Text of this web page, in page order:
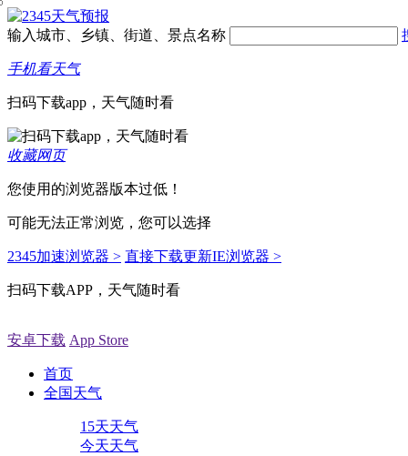
输入城市、乡镇、街道、景点名称
手机看天气
扫码下载app，天气随时看
收藏网页
您使用的浏览器版本过低！
可能无法正常浏览，您可以选择
2345加速浏览器 > 直接下载更新IE浏览器 >
扫码下载APP，天气随时看
安卓下载 App Store
首页
全国天气
15天天气
今天天气